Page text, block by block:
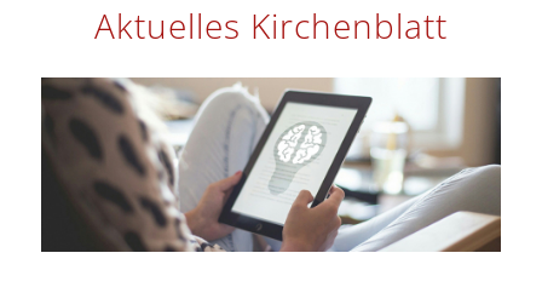
Aktuelles Kirchenblatt